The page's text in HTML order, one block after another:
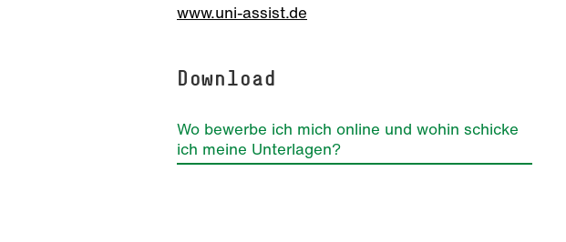
www.uni-assist.de
Download
Wo bewerbe ich mich online und wohin schicke
ich meine Unterlagen?